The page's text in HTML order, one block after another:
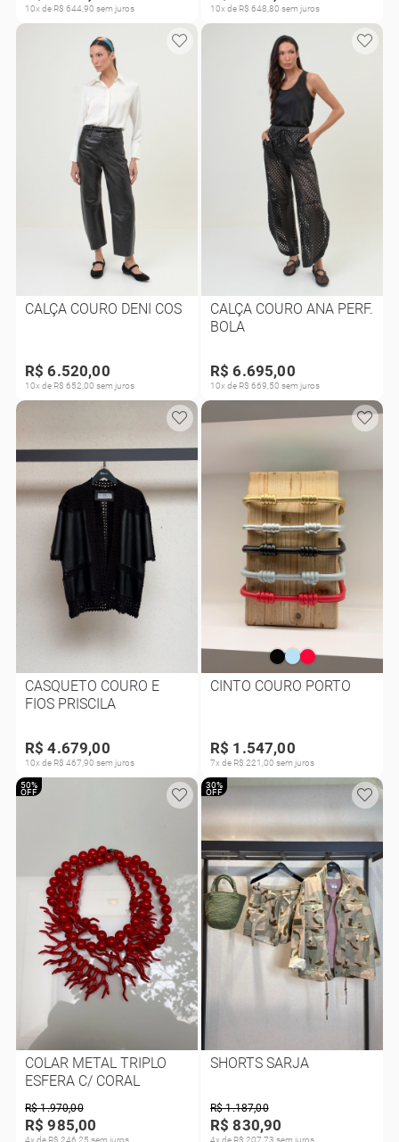
10x de R$ 644,90 sem juros 10x de R$ 648,80 sem juros
CALÇA COURO DENI COS
R$ 6.520,00
10x de R$ 652,00 sem juros
CALÇA COURO ANA PERF.
BOLA
R$ 6.695,00
10x de R$ 669,50 sem juros
CASQUETO COURO E
FIOS PRISCILA
R$ 4.679,00
10x de R$ 467,90 sem juros
CINTO COURO PORTO
R$ 1.547,00
7x de R$ 221,00 sem juros
50%
OFF
COLAR METAL TRIPLO
ESFERA C/ CORAL
R$ 1.970,00
R$ 985,00
4x de R$ 246,25 sem juros
30%
OFF
SHORTS SARJA
R$ 1.187,00
R$ 830,90
4x de R$ 207,73 sem juros